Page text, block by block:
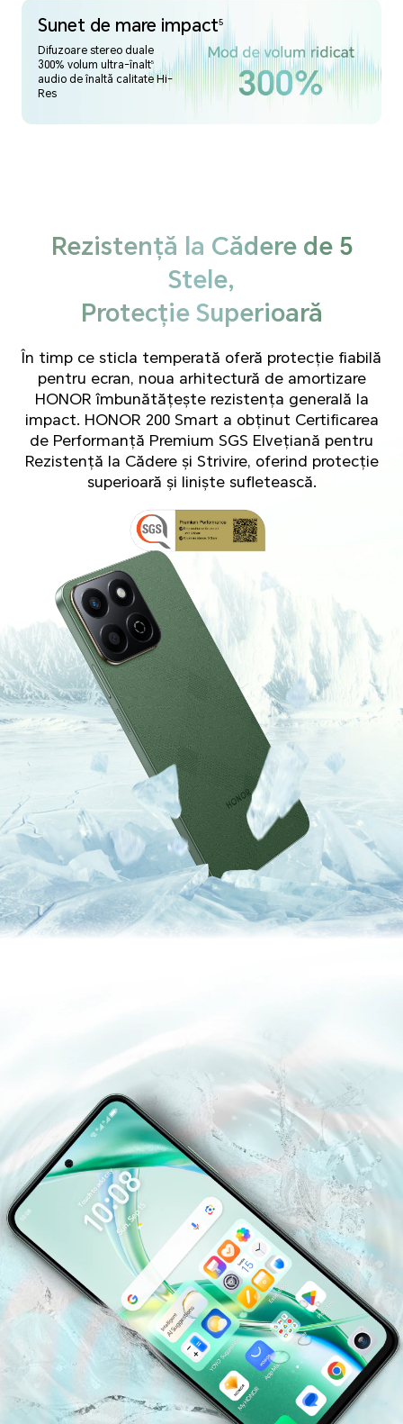
Sunet de mare impact5
Difuzoare stereo duale
300% volum ultra-înalt5
audio de înaltă calitate Hi-
Res
Rezistență la Cădere de 5
Stele,
Protecție Superioară
În timp ce sticla temperată oferă protecție fiabilă
pentru ecran, noua arhitectură de amortizare
HONOR îmbunătățește rezistența generală la
impact. HONOR 200 Smart a obținut Certificarea
de Performanță Premium SGS Elvețiană pentru
Rezistență la Cădere și Strivire, oferind protecție
superioară și liniște sufletească.